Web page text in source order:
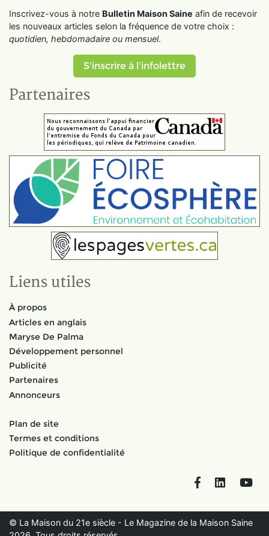
Inscrivez-vous à notre Bulletin Maison Saine afin de recevoir
les nouveaux articles selon la fréquence de votre choix :
quotidien, hebdomadaire ou mensuel.
S'inscrire à l'infolettre
Partenaires
Liens utiles
À propos
Articles en anglais
Maryse De Palma
Développement personnel
Publicité
Partenaires
Annonceurs
Plan de site
Termes et conditions
Politique de confidentialité
FacebookLinkedIn
© La Maison du 21e siècle - Le Magazine de la Maison Saine